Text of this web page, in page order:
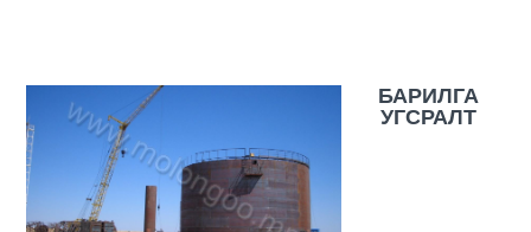
БАРИЛГА
УГСРАЛТ